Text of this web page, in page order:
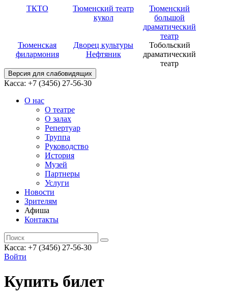
ТКТО
Тюменский театр
кукол
Тюменский
большой
драматический
театр
Тюменская
филармония
Дворец культуры
Нефтяник
Тобольский
драматический
театр
Версия для слабовидящих
Касса: +7 (3456) 27-56-30
О нас
О театре
О залах
Репертуар
Труппа
Руководство
История
Музей
Партнеры
Услуги
Новости
Зрителям
Афиша
Контакты
Касса: +7 (3456) 27-56-30
Войти
Купить билет